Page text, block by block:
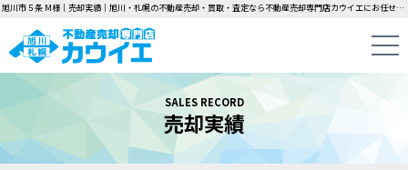
旭川市５条 M様｜売却実績｜旭川・札幌の不動産売却・買取・査定なら不動産売却専門店カウイエにお任せください！中古一戸建て・マンション・土地の即日無料査定・即金買取を行っています！
SALES RECORD
売却実績